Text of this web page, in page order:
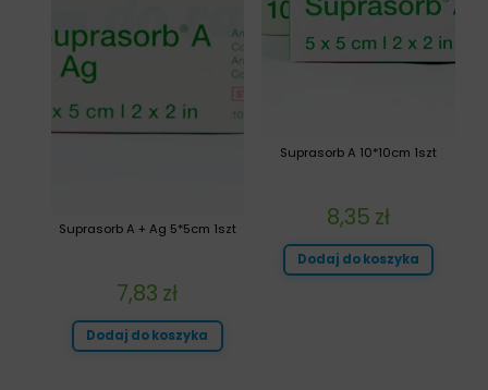
Suprasorb A 10*10cm 1szt
8,35 zł
Dodaj do koszyka
Suprasorb A + Ag 5*5cm 1szt
7,83 zł
Dodaj do koszyka